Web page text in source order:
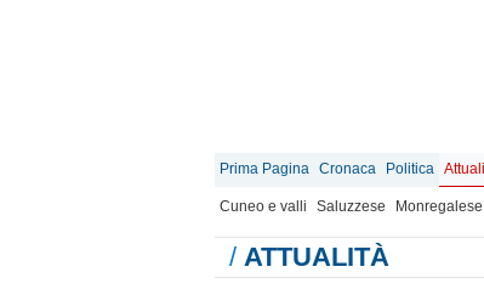
Prima Pagina Cronaca Politica
Cuneo e valli Saluzzese Monregalese
/ ATTUALITÀ